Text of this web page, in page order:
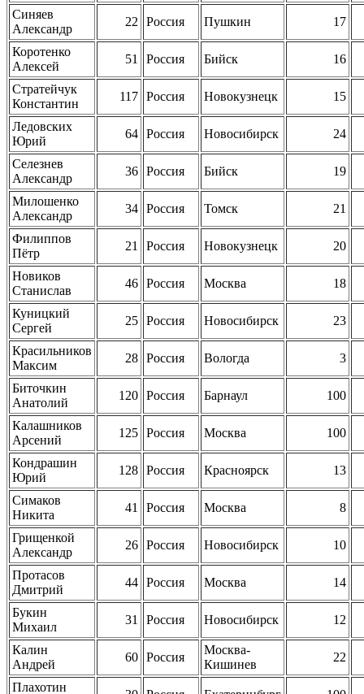
Синяев
Александр
22 Россия Пушкин 17
Коротенко
Алексей
51 Россия Бийск 16
Стратейчук
Константин
117 Россия Новокузнецк 15
Ледовских
Юрий
64 Россия Новосибирск 24
Селезнев
Александр
36 Россия Бийск 19
Милошенко
Александр
34 Россия Томск 21
Филиппов
Пётр
21 Россия Новокузнецк 20
Новиков
Станислав
46 Россия Москва 18
Куницкий
Сергей
25 Россия Новосибирск 23
Красильников
Максим
28 Россия Вологда 3
Биточкин
Анатолий
120 Россия Барнаул 100
Калашников
Арсений
125 Россия Москва 100
Кондрашин
Юрий
128 Россия Красноярск 13
Симаков
Никита
41 Россия Москва 8
Грищенкой
Александр
26 Россия Новосибирск 10
Протасов
Дмитрий
44 Россия Москва 14
Букин
Михаил
31 Россия Новосибирск 12
Калин
Андрей
60 Россия
Москва-
Кишинев
22
Плахотин